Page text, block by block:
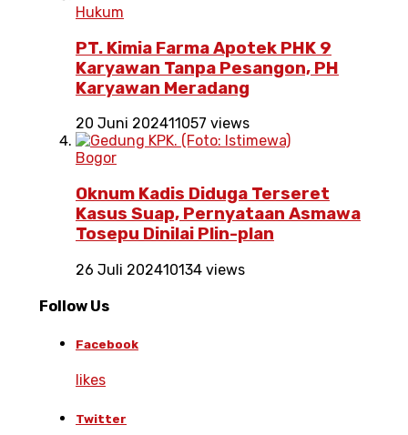
Hukum
PT. Kimia Farma Apotek PHK 9
Karyawan Tanpa Pesangon, PH
Karyawan Meradang
20 Juni 202411057 views
Bogor
Oknum Kadis Diduga Terseret
Kasus Suap, Pernyataan Asmawa
Tosepu Dinilai Plin-plan
26 Juli 202410134 views
Follow Us
Facebook
likes
Twitter